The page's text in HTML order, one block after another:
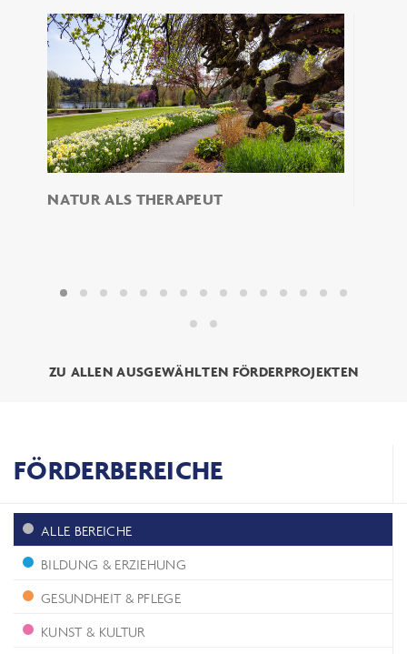
NATUR ALS THERAPEUT
ZU ALLEN AUSGEWÄHLTEN FÖRDERPROJEKTEN
FÖRDERBEREICHE
ALLE BEREICHE
BILDUNG & ERZIEHUNG
GESUNDHEIT & PFLEGE
KUNST & KULTUR